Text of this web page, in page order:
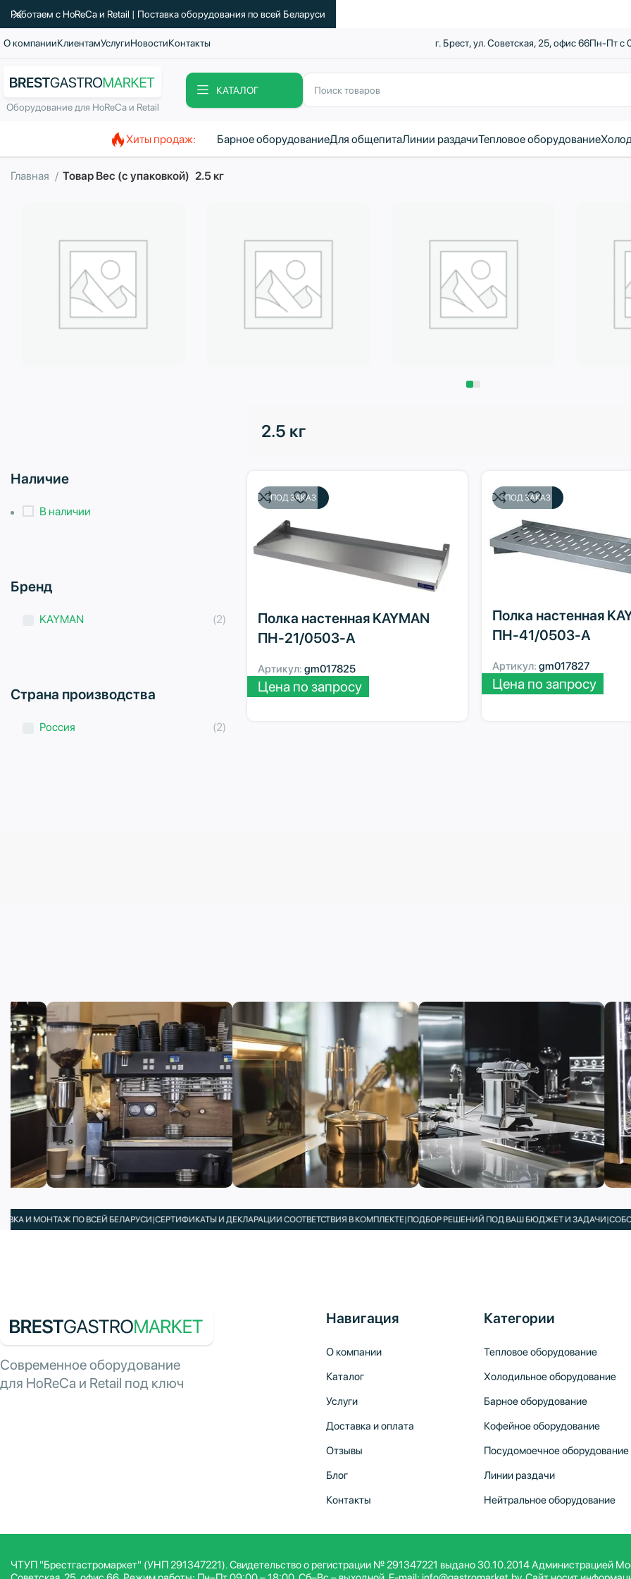
О компанииКлиентамУслугиНовостиКонтакты г. Брест, ул. Советская, 25, офис 66Пн-Пт с
Оборудование для HoReCa и Retail
КАТАЛОГ
Хиты продаж: Барное оборудованиеДля общепитаЛинии раздачиТепловое оборудование
Главная Товар Вес (с упаковкой) 2.5 кг
Наличие
В наличии
Бренд
KAYMAN (2)
Страна производства
Россия (2)
2.5 кг
ПОД ЗАКАЗ
Полка настенная KAYMAN
ПН-21/0503-А
Артикул: gm017825
Цена по запросу
ПОД ЗАКАЗ
Полка настенная
ПН-41/0503-А
Артикул: gm017827
Цена по запросу
МОНТАЖ ПО ВСЕЙ БЕЛАРУСИ|СЕРТИФИКАТЫ И ДЕКЛАРАЦИИ СООТВЕТСТВИЯ В КОМПЛЕКТЕ|ПОДБОР РЕШЕНИЙ ПОД ВАШ БЮДЖЕТ И ЗАДАЧИ|
Современное оборудование
для HoReCa и Retail под ключ
Навигация
О компании
Каталог
Услуги
Доставка и оплата
Отзывы
Блог
Контакты
Категории
Тепловое оборудование
Холодильное оборудование
Барное оборудование
Кофейное оборудование
Посудомоечное оборудование
Линии раздачи
Нейтральное оборудование
ЧТУП "Брестгастромаркет" (УНП 291347221). Свидетельство о регистрации № 291347221 выдано 30.10.2014 Администрацией
Работаем с HoReCa и Retail | Поставка оборудования по всей Беларуси